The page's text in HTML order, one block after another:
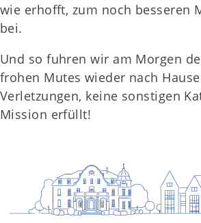
wie erhofft, zum noch besseren
bei.
Und so fuhren wir am Morgen
frohen Mutes wieder nach
Verletzungen, keine sonstigen
Mission erfüllt!